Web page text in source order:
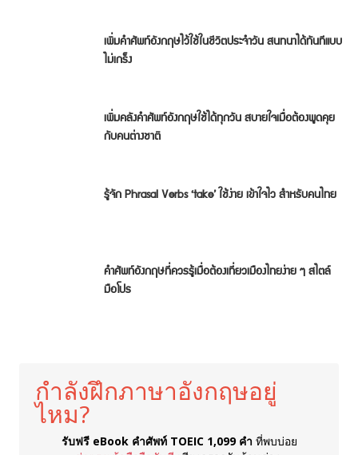
เพิ่มคำศัพท์อังกฤษไว้ใช้ในชีวิตประจำวัน สนทนาได้ทันทีแบบ
ไม่เกร็ง
เพิ่มคลังคำศัพท์อังกฤษใช้ได้ทุกวัน สบายใจเมื่อต้องพูดคุย
กับคนต่างชาติ
รู้จัก Phrasal Verbs ‘take’ ใช้ง่าย เข้าใจไว สำหรับคนไทย
คำศัพท์อังกฤษที่ควรรู้เมื่อต้องเที่ยวเมืองไทยง่าย ๆ สไตล์
มือโปร
กำลังฝึกภาษาอังกฤษอยู่
ไหม?
รับฟรี eBook คำศัพท์ TOEIC 1,099 คำ ที่พบบ่อย